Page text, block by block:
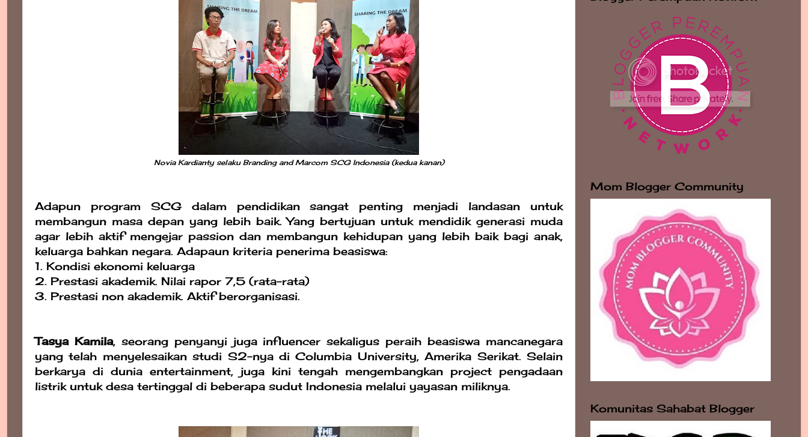
Novia Kardianty selaku Branding and Marcom SCG Indonesia (kedua kanan)
Adapun program SCG dalam pendidikan sangat penting menjadi landasan untuk
membangun masa depan yang lebih baik. Yang bertujuan untuk mendidik generasi muda
agar lebih aktif mengejar passion dan membangun kehidupan yang lebih baik bagi anak,
keluarga bahkan negara. Adapaun kriteria penerima beasiswa:
1. Kondisi ekonomi keluarga
2. Prestasi akademik. Nilai rapor 7,5 (rata-rata)
3. Prestasi non akademik. Aktif berorganisasi.
Tasya Kamila, seorang penyanyi juga influencer sekaligus peraih beasiswa mancanegara
yang telah menyelesaikan studi S2-nya di Columbia University, Amerika Serikat. Selain
berkarya di dunia entertainment, juga kini tengah mengembangkan project pengadaan
listrik untuk desa tertinggal di beberapa sudut Indonesia melalui yayasan miliknya.
Mom Blogger Community
Komunitas Sahabat Blogger